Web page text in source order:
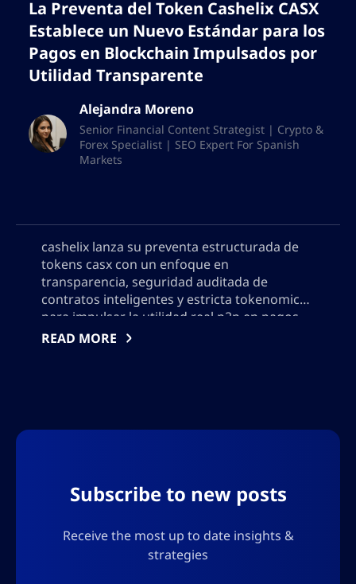
La Preventa del Token Cashelix CASX
Establece un Nuevo Estándar para los
Pagos en Blockchain Impulsados por
Utilidad Transparente
Alejandra Moreno
Senior Financial Content Strategist | Crypto &
Forex Specialist | SEO Expert For Spanish
Markets
cashelix lanza su preventa estructurada de
tokens casx con un enfoque en
transparencia, seguridad auditada de
contratos inteligentes y estricta tokenomics
para impulsar la utilidad real p2p en pagos
blockchain. Descubre cómo casx alimenta un
READ MORE
Subscribe to new posts
Receive the most up to date insights &
strategies